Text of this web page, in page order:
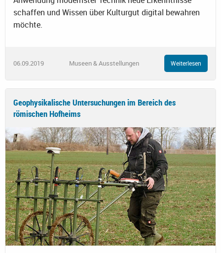
schaffen und Wissen über Kulturgut digital bewahren
möchte.
06.09.2019 Museen & Ausstellungen Weiterlesen
Geophysikalische Untersuchungen im Bereich des
römischen Hofheims